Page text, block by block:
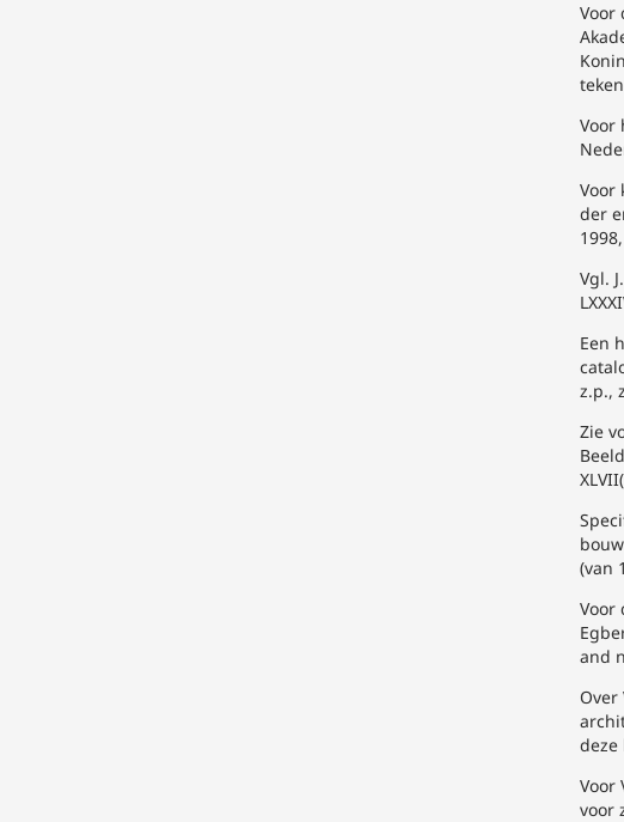
Voor
Voor
Voor
der
Vgl.
Een
z.p.,
Zie
(van
Voor
and
Over
deze
Voor
voor